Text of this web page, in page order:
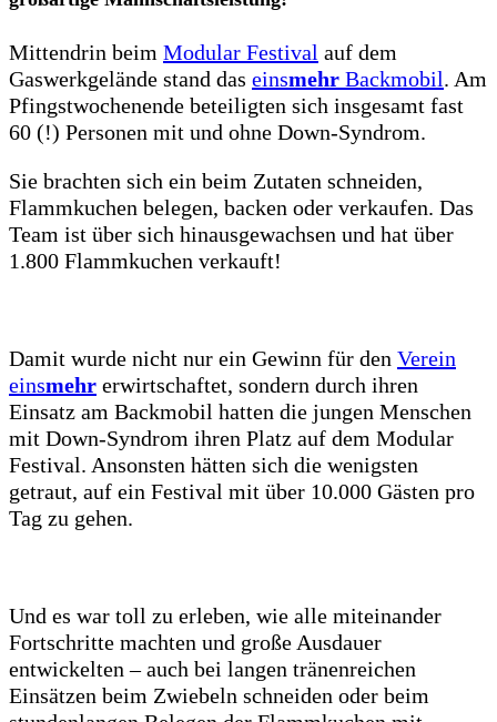
Mittendrin beim Modular Festival auf dem
Gaswerkgelände stand das einsmehr Backmobil. Am
Pfingstwochenende beteiligten sich insgesamt fast
60 (!) Personen mit und ohne Down-Syndrom.
Sie brachten sich ein beim Zutaten schneiden,
Flammkuchen belegen, backen oder verkaufen. Das
Team ist über sich hinausgewachsen und hat über
1.800 Flammkuchen verkauft!
Damit wurde nicht nur ein Gewinn für den Verein
einsmehr erwirtschaftet, sondern durch ihren
Einsatz am Backmobil hatten die jungen Menschen
mit Down-Syndrom ihren Platz auf dem Modular
Festival. Ansonsten hätten sich die wenigsten
getraut, auf ein Festival mit über 10.000 Gästen pro
Tag zu gehen.
Und es war toll zu erleben, wie alle miteinander
Fortschritte machten und große Ausdauer
entwickelten – auch bei langen tränenreichen
Einsätzen beim Zwiebeln schneiden oder beim